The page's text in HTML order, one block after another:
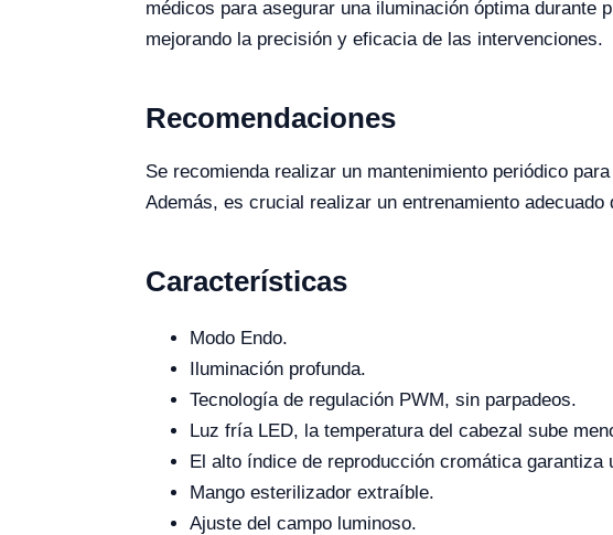
médicos para asegurar una iluminación óptima durante
mejorando la precisión y eficacia de las intervenciones.
Recomendaciones
Se recomienda realizar un mantenimiento periódico
Además, es crucial realizar un entrenamiento
Características
Modo Endo.
Iluminación profunda.
Tecnología de regulación PWM, sin parpadeos.
Luz fría LED, la temperatura del cabezal sube
El alto índice de reproducción cromática
Mango esterilizador extraíble.
Ajuste del campo luminoso.